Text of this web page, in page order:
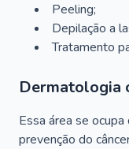
Peeling;
Depilação a
Tratamento
Dermatologia
Essa área se
prevenção do